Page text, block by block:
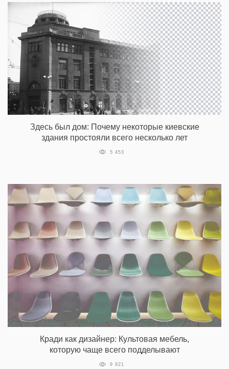
Здесь был дом: Почему некоторые киевские
здания простояли всего несколько лет
5 453
Кради как дизайнер: Культовая мебель,
которую чаще всего подделывают
9 921